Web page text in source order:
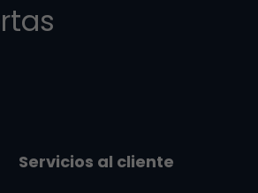
Servicios al cliente